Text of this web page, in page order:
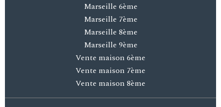
Marseille 6ème
Marseille 7ème
Marseille 8ème
Marseille 9ème
Vente maison 6ème
Vente maison 7ème
Vente maison 8ème